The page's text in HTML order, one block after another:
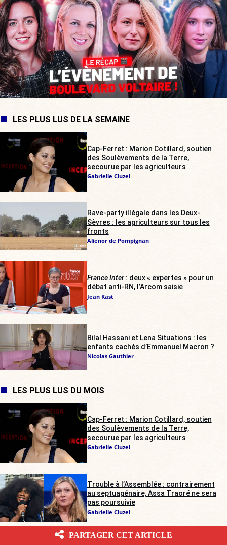
LES PLUS LUS DE LA SEMAINE
Cap-Ferret : Marion Cotillard, soutien
des Soulèvements de la Terre,
secourue par les agriculteurs
Gabrielle Cluzel
Rave-party illégale dans les Deux-
Sèvres : les agriculteurs sur tous les
fronts
Alienor de Pompignan
France Inter: deux « expertes » pour un
débat anti-RN, l’Arcom saisie
Jean Kast
Bilal Hassani et Lena Situations : les
enfants cachés d’Emmanuel Macron ?
Nicolas Gauthier
LES PLUS LUS DU MOIS
Cap-Ferret : Marion Cotillard, soutien
des Soulèvements de la Terre,
secourue par les agriculteurs
Gabrielle Cluzel
Trouble à l’Assemblée : contrairement
au septuagénaire, Assa Traoré ne sera
pas poursuivie
Gabrielle Cluzel
PARTAGER CET ARTICLE